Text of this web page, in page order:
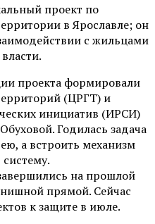
проект по
в Ярославле; он
с жильцами
проекта формировали
(ЦРГТ) и
инициатив (ИРСИ)
Годилась задача
а встроить механизм
на прошлой
прямой. Сейчас
к защите в июле.